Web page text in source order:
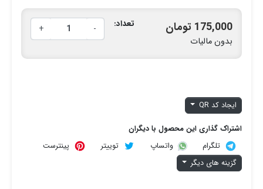
175,000 تومان
بدون مالیات
تعداد: -
+
ایجاد کد QR
اشتراک گذاری این محصول با دیگران
تلگرام
واتساپ توییتر
پینترست
گزینه های دیگر